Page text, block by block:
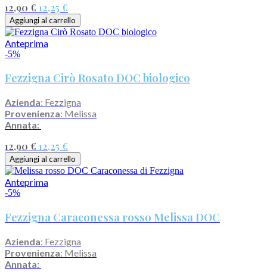
12,90 € 12,25 €
Aggiungi al carrello
Anteprima
-5%
Fezzigna Cirò Rosato DOC biologico
Azienda: Fezzigna
Provenienza: Melissa
Annata:
12,90 € 12,25 €
Aggiungi al carrello
Anteprima
-5%
Fezzigna Caraconessa rosso Melissa DOC
Azienda: Fezzigna
Provenienza: Melissa
Annata: